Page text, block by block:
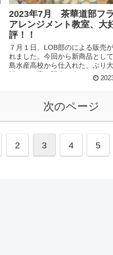
2023年7月 茶華道部フ
アレンジメント教室、大
評！！
７月１日、LOB部のによる販売
れました。今回から新商品とし
島水産高校から仕入れた、ぶり大
鯛めしの素を販売しました。 ま
時に開催された茶華道部によるフ
ーアレンジメント教室は子連れ
次のページ
2 3 4 5